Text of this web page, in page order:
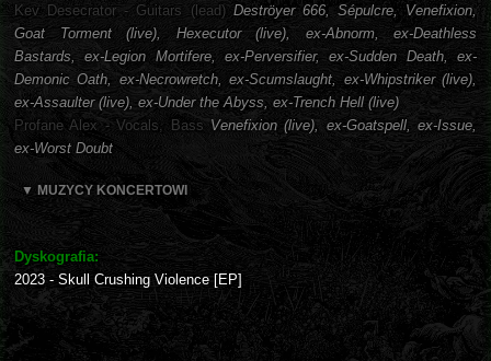
Kev Desecrator - Guitars (lead) Deströyer 666, Sépulcre, Venefixion,
Goat Torment (live), Hexecutor (live), ex-Abnorm, ex-Deathless
Bastards, ex-Legion Mortifere, ex-Perversifier, ex-Sudden Death, ex-
Demonic Oath, ex-Necrowretch, ex-Scumslaught, ex-Whipstriker (live),
ex-Assaulter (live), ex-Under the Abyss, ex-Trench Hell (live)
Profane Alex - Vocals, Bass Venefixion (live), ex-Goatspell, ex-Issue,
ex-Worst Doubt
▼ MUZYCY KONCERTOWI
Dyskografia:
2023 - Skull Crushing Violence [EP]